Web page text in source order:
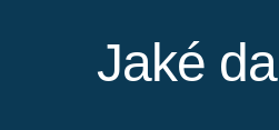
Jaké